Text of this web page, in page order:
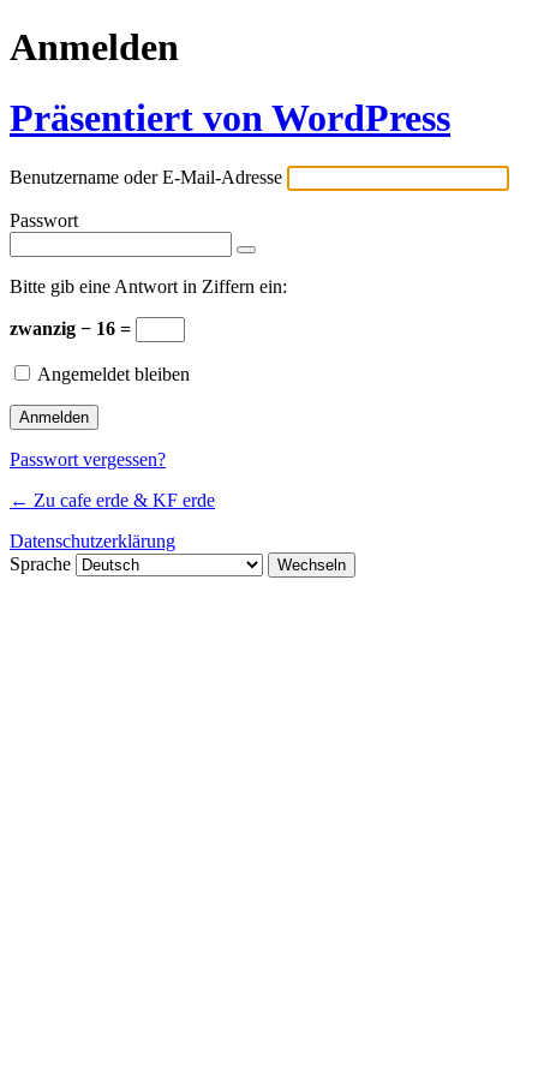
Anmelden
Präsentiert von WordPress
Benutzername oder E-Mail-Adresse
Passwort
Bitte gib eine Antwort in Ziffern ein:
zwanzig − 16 =
Angemeldet bleiben
Passwort vergessen?
← Zu cafe erde & KF erde
Datenschutzerklärung
Sprache